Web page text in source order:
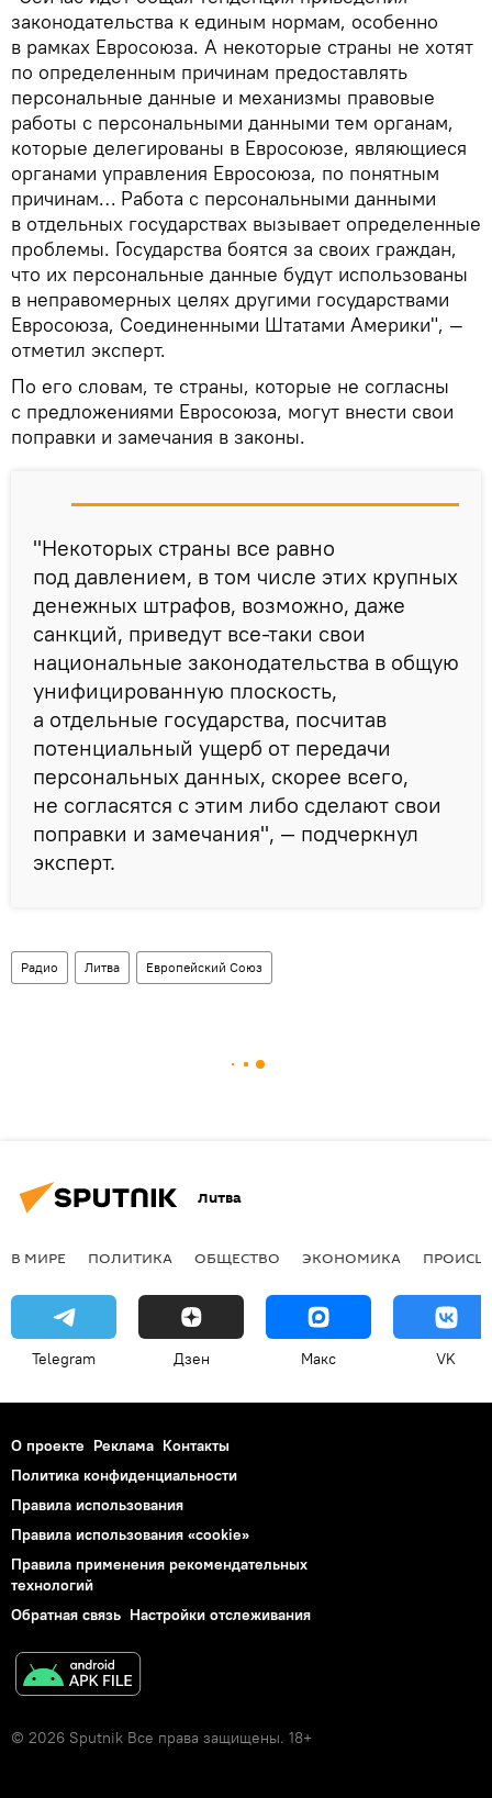
законодательства к единым нормам, особенно
в рамках Евросоюза. А некоторые страны не хотят
по определенным причинам предоставлять
персональные данные и механизмы правовые
работы с персональными данными тем органам,
которые делегированы в Евросоюзе, являющиеся
органами управления Евросоюза, по понятным
причинам… Работа с персональными данными
в отдельных государствах вызывает определенные
проблемы. Государства боятся за своих граждан,
что их персональные данные будут использованы
в неправомерных целях другими государствами
Евросоюза, Соединенными Штатами Америки", —
отметил эксперт.
По его словам, те страны, которые не согласны
с предложениями Евросоюза, могут внести свои
поправки и замечания в законы.
"Некоторых страны все равно
под давлением, в том числе этих крупных
денежных штрафов, возможно, даже
санкций, приведут все-таки свои
национальные законодательства в общую
унифицированную плоскость,
а отдельные государства, посчитав
потенциальный ущерб от передачи
персональных данных, скорее всего,
не согласятся с этим либо сделают свои
поправки и замечания", — подчеркнул
эксперт.
Радио Литва Европейский Союз
Литва
В МИРЕ ПОЛИТИКА ОБЩЕСТВО ЭКОНОМИКА
Telegram Дзен Макс VK
О проекте Реклама Контакты
Политика конфиденциальности
Правила использования
Правила использования «cookie»
Правила применения рекомендательных
технологий
Обратная связь Настройки отслеживания
© 2026 Sputnik Все права защищены. 18+